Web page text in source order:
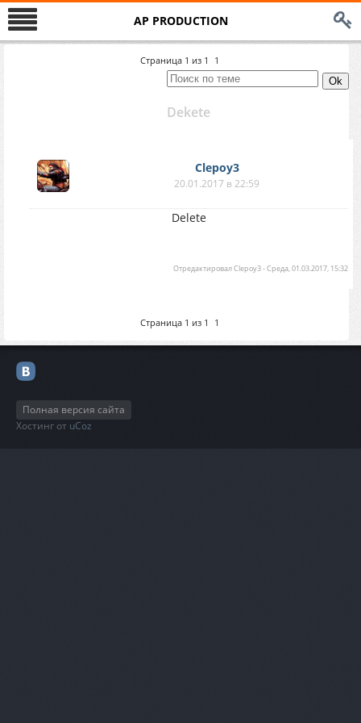
AP PRODUCTION
Страница 1 из 1 1
Dekete
Clepoy3
20.01.2017 в 22:59
Delete
ОтредактировалClepoy3-Среда, 01.03.2017, 15:32
Страница 1 из 1 1
Полная версия сайта
Хостинг от uCoz